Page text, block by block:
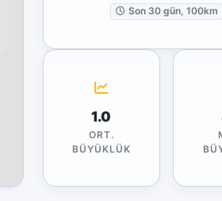
Son 30 gün, 100km
1.0
ORT.
BÜYÜKLÜK